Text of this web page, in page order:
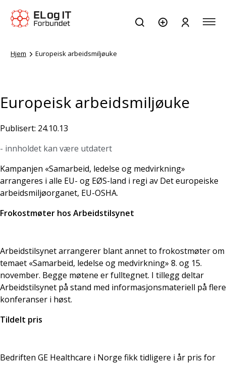
Hjem Europeisk arbeidsmiljøuke
Europeisk arbeidsmiljøuke
Publisert: 24.10.13
- innholdet kan være utdatert
Kampanjen «Samarbeid, ledelse og medvirkning»
arrangeres i alle EU- og EØS-land i regi av Det europeiske
arbeidsmiljøorganet, EU-OSHA.
Frokostmøter hos Arbeidstilsynet
Arbeidstilsynet arrangerer blant annet to frokostmøter om
temaet «Samarbeid, ledelse og medvirkning» 8. og 15.
november. Begge møtene er fulltegnet. I tillegg deltar
Arbeidstilsynet på stand med informasjonsmateriell på flere
konferanser i høst.
Tildelt pris
Bedriften GE Healthcare i Norge fikk tidligere i år pris for